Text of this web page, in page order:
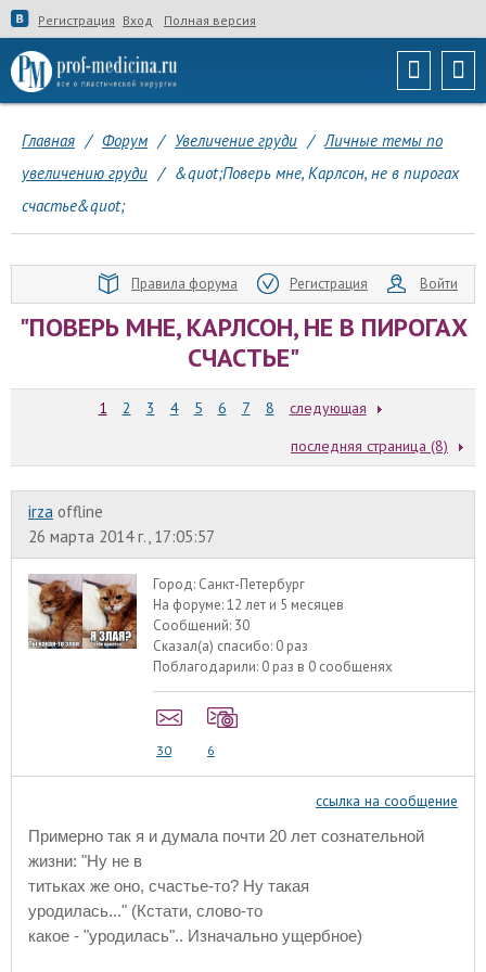
Регистрация Вход Полная версия
Главная / Форум / Увеличение груди / Личные темы по
увеличению груди / &quot;Поверь мне, Карлсон, не в пирогах
счастье&quot;
Правила форума Регистрация Войти
"ПОВЕРЬ МНЕ, КАРЛСОН, НЕ В ПИРОГАХ
СЧАСТЬЕ"
1 2 3 4 5 6 7 8
следующая
последняя страница (8)
irza offline
26 марта 2014 г., 17:05:57
Город: Санкт-Петербург
На форуме:12 лет и 5 месяцев
Сообщений: 30
Сказал(а) спасибо: 0 раз
Поблагодарили: 0 раз в 0 сообщенях
30 6
ссылка на сообщение
Примерно так я и думала почти 20 лет сознательной
жизни: "Ну не в
титьках же оно, счастье-то? Ну такая
уродилась..." (Кстати, слово-то
какое - "уродилась".. Изначально ущербное)